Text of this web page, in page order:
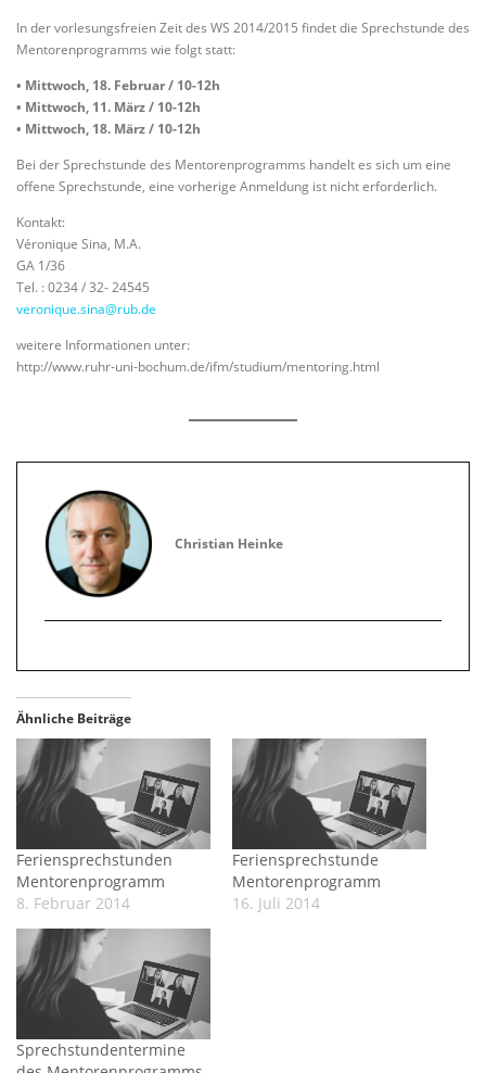
In der vorlesungsfreien Zeit des WS 2014/2015 findet die Sprechstunde des
Mentorenprogramms wie folgt statt:
• Mittwoch, 18. Februar / 10-12h
• Mittwoch, 11. März / 10-12h
• Mittwoch, 18. März / 10-12h
Bei der Sprechstunde des Mentorenprogramms handelt es sich um eine
offene Sprechstunde, eine vorherige Anmeldung ist nicht erforderlich.
Kontakt:
Véronique Sina, M.A.
GA 1/36
Tel. : 0234 / 32- 24545
veronique.sina@rub.de
weitere Informationen unter:
http://www.ruhr-uni-bochum.de/ifm/studium/mentoring.html
Christian Heinke
Ähnliche Beiträge
Feriensprechstunden
Mentorenprogramm
8. Februar 2014
Feriensprechstunde
Mentorenprogramm
16. Juli 2014
Sprechstundentermine